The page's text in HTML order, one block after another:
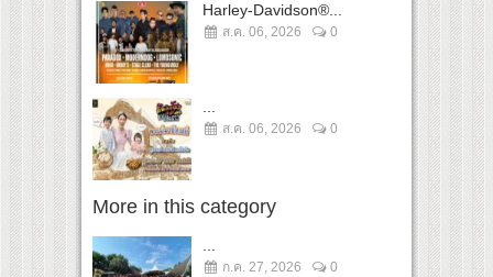
Harley-Davidson®...
ส.ค. 06, 2026 0
ส.ค. 06, 2026 0
More in this category
ก.ค. 27, 2026 0